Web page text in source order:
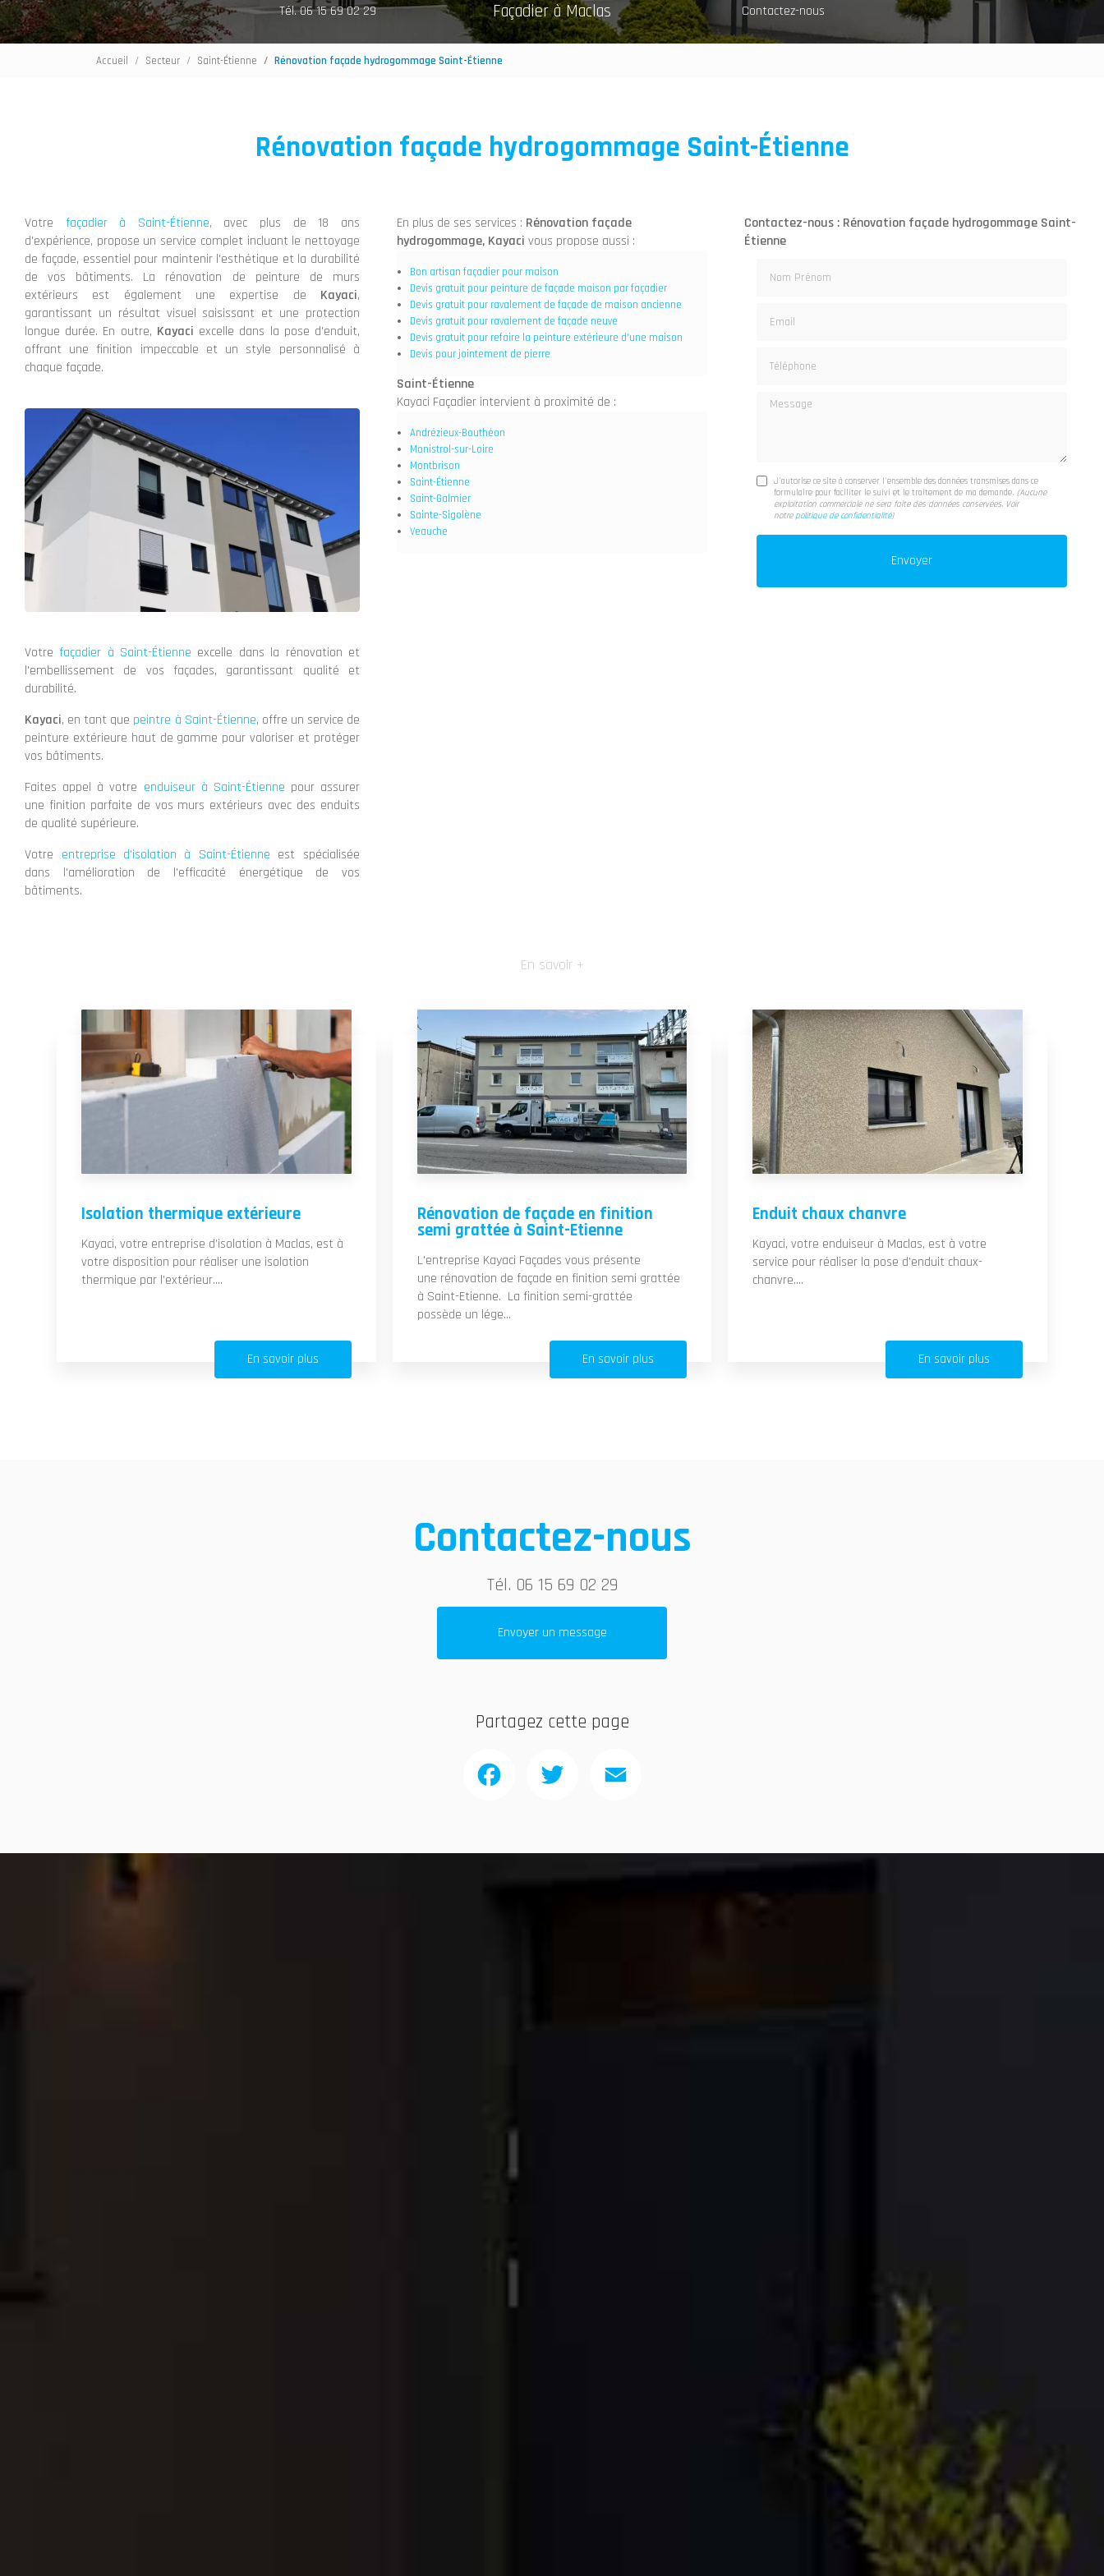
Façadier à Maclas
Tél. 06 15 69 02 29 Contactez-nous
Accueil Secteur Saint-Étienne Rénovation façade hydrogommage Saint-Étienne
Rénovation façade hydrogommage Saint-Étienne
Votre façadier à Saint-Étienne, avec plus de 18 ans
d'expérience, propose un service complet incluant le nettoyage
de façade, essentiel pour maintenir l'esthétique et la durabilité
de vos bâtiments. La rénovation de peinture de murs
extérieurs est également une expertise de Kayaci,
garantissant un résultat visuel saisissant et une protection
longue durée. En outre, Kayaci excelle dans la pose d'enduit,
offrant une finition impeccable et un style personnalisé à
chaque façade.
Votrefaçadier à Saint-Étienne excelle dans la rénovation et
l'embellissement de vos façades, garantissant qualité et
durabilité.
Kayaci, en tant que peintre à Saint-Étienne, offre un service de
peinture extérieure haut de gamme pour valoriser et protéger
vos bâtiments.
Faites appel à votre enduiseur à Saint-Étienne pour assurer
une finition parfaite de vos murs extérieurs avec des enduits
de qualité supérieure.
Votre entreprise d'isolation à Saint-Étienne est spécialisée
dans l'amélioration de l'efficacité énergétique de vos
bâtiments.
En plus de ses services : Rénovation façade
hydrogommage, Kayaci vous propose aussi :
Bon artisan façadier pour maison
Devis gratuit pour peinture de façade maison par façadier
Devis gratuit pour ravalement de façade de maison ancienne
Devis gratuit pour ravalement de façade neuve
Devis gratuit pour refaire la peinture extérieure d'une maison
Devis pour jointement de pierre
Saint-Étienne
Kayaci Façadier intervient à proximité de :
Andrézieux-Bouthéon
Monistrol-sur-Loire
Montbrison
Saint-Étienne
Saint-Galmier
Sainte-Sigolène
Veauche
Contactez-nous : Rénovation façade hydrogommage Saint-
Étienne
Message
J'autorise ce site à conserver l'ensemble des données transmises dans ce
formulaire pour faciliter le suivi et le traitement de ma demande. (Aucune
exploitation commerciale ne sera faite des données conservées. Voir
notre politique de confidentialité)
En savoir +
Isolation thermique extérieure
Kayaci, votre entreprise d’isolation à Maclas, est à
votre disposition pour réaliser une isolation
thermique par l’extérieur....
En savoir plus
Rénovation de façade en finition
semi grattée à Saint-Etienne
L'entreprise Kayaci Façades vous présente
une rénovation de façade en finition semi grattée
à Saint-Etienne. La finition semi-grattée
possède un lége...
En savoir plus
Enduit chaux chanvre
Kayaci, votre enduiseur à Maclas, est à votre
service pour réaliser la pose d’enduit chaux-
chanvre....
En savoir plus
Contactez-nous
Tél. 06 15 69 02 29
Envoyer un message
Partagez cette page